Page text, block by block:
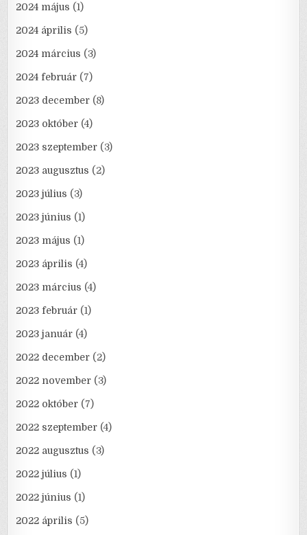
2024 május (1)
2024 április (5)
2024 március (3)
2024 február (7)
2023 december (8)
2023 október (4)
2023 szeptember (3)
2023 augusztus (2)
2023 július (3)
2023 június (1)
2023 május (1)
2023 április (4)
2023 március (4)
2023 február (1)
2023 január (4)
2022 december (2)
2022 november (3)
2022 október (7)
2022 szeptember (4)
2022 augusztus (3)
2022 július (1)
2022 június (1)
2022 április (5)